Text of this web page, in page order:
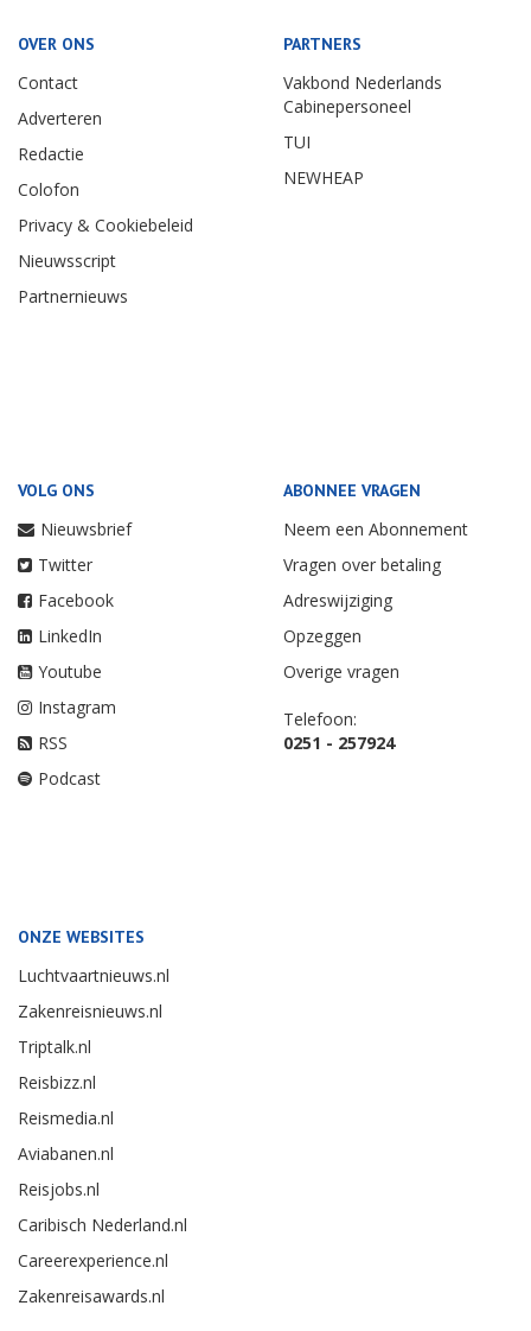
OVER ONS
Contact
Adverteren
Redactie
Colofon
Privacy & Cookiebeleid
Nieuwsscript
Partnernieuws
PARTNERS
Vakbond Nederlands
Cabinepersoneel
TUI
NEWHEAP
VOLG ONS
Nieuwsbrief
Twitter
Facebook
LinkedIn
Youtube
Instagram
RSS
Podcast
ABONNEE VRAGEN
Neem een Abonnement
Vragen over betaling
Adreswijziging
Opzeggen
Overige vragen
Telefoon:
0251 - 257924
ONZE WEBSITES
Luchtvaartnieuws.nl
Zakenreisnieuws.nl
Triptalk.nl
Reisbizz.nl
Reismedia.nl
Aviabanen.nl
Reisjobs.nl
Caribisch Nederland.nl
Careerexperience.nl
Zakenreisawards.nl